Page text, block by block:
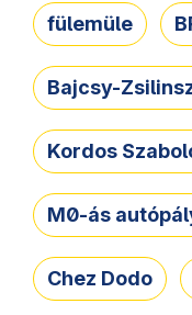
fülemüle
Bajcsy-
Kordos
M0-ás
Chez Dodo